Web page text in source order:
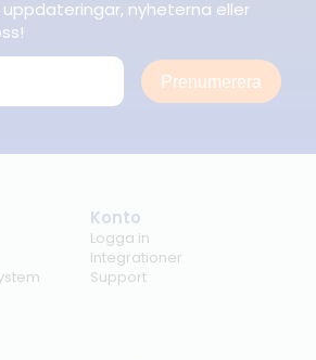
nyheterna eller
Prenumerera
Konto
Logga in
Integrationer
Support